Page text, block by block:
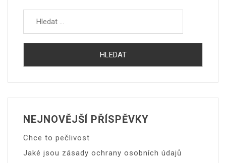
NEJNOVĚJŠÍ PŘÍSPĚVKY
Chce to pečlivost
Jaké jsou zásady ochrany osobních údajů